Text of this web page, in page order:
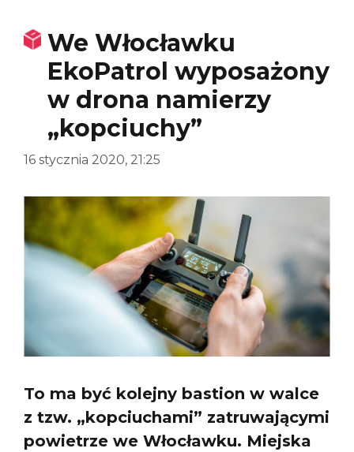
We Włocławku
EkoPatrol wyposażony
w drona namierzy
„kopciuchy”
16 stycznia 2020, 21:25
To ma być kolejny bastion w walce
z tzw. „kopciuchami” zatruwającymi
powietrze we Włocławku. Miejska